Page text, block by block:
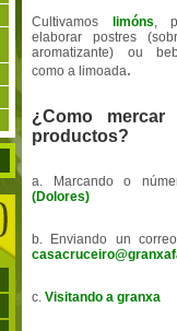
Cultivamos limóns,
elaborar postres
aromatizante) ou
como a limoada.
¿Como
productos?
a. Marcando o
(Dolores)
b. Enviando un
c. Visitando a granxa